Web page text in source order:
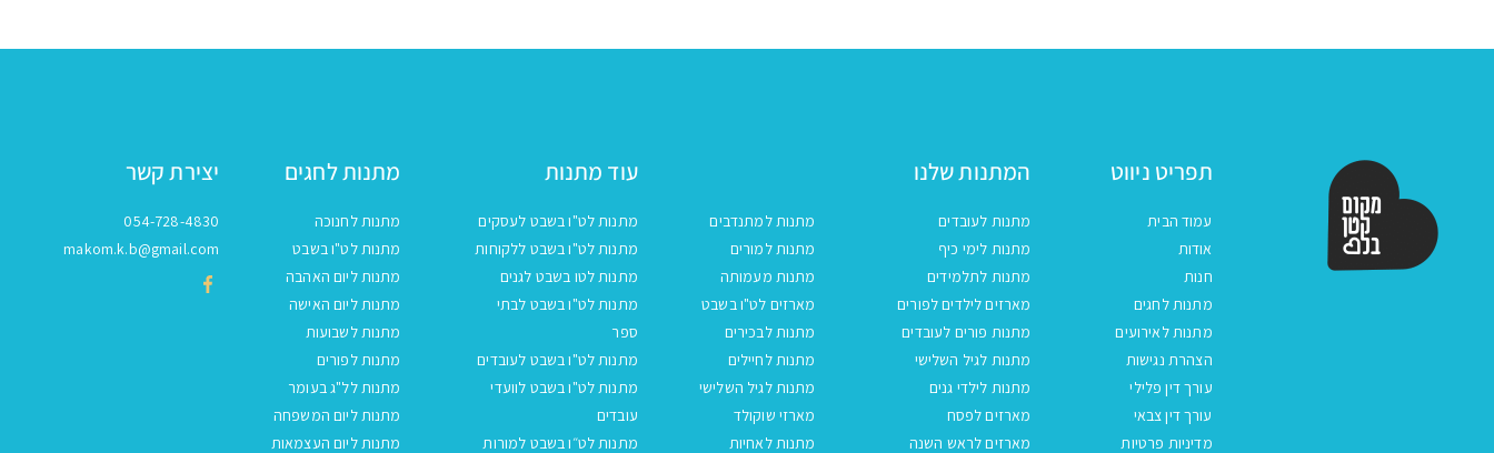
תפריט ניווט
עמוד הבית
אודות
חנות
מתנות לחגים
מתנות לאירועים
הצהרת נגישות
עורך דין פלילי
עורך דין צבאי
מדיניות פרטיות
המתנות שלנו
מתנות לעובדים
מתנות למתנדבים
מתנות לימי כיף
מתנות למורים
מתנות לתלמידים
מתנות מעמותה
מארזים לילדים לפורים
מארזים לט"ו בשבט
מתנות פורים לעובדים
מתנות לבכירים
מתנות לגיל השלישי
מתנות לחיילים
מתנות לילדי גנים
מתנות לגיל השלישי
מארזים לפסח
מארזי שוקולד
מארזים לראש השנה
מתנות לאחיות
עוד מתנות
מתנות לט"ו בשבט לעסקים
מתנות לט"ו בשבט ללקוחות
מתנות לטו בשבט לגנים
מתנות לט"ו בשבט לבתי
ספר
מתנות לט"ו בשבט לעובדים
מתנות לט"ו בשבט לוועדי
עובדים
מתנות לט״ו בשבט למורות
מתנות לחגים
מתנות לחנוכה
מתנות לט"ו בשבט
מתנות ליום האהבה
מתנות ליום האישה
מתנות לשבועות
מתנות לפורים
מתנות לל"ג בעומר
מתנות ליום המשפחה
מתנות ליום העצמאות
יצירת קשר
054-728-4830
makom.k.b@gmail.com